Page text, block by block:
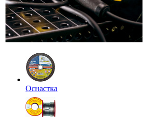
Оснастка